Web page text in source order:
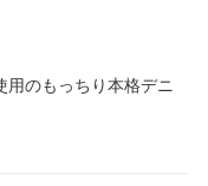
のもっちり本格デニ